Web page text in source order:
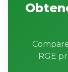
RGE